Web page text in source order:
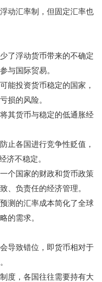
动汇率制，但固定汇率也
了浮动货币带来的不确定
与国际贸易。
能投资货币稳定的国家，
损的风险。
其货币与稳定的低通胀经
止各国进行竞争性贬值，
济不稳定。
个国家的财政和货币政策
、负责任的经济管理。
测的汇率成本简化了全球
的需求。
导致错位，即货币相对于
度，各国往往需要持有大